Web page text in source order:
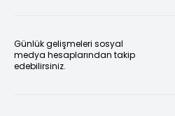
Günlük gelişmeleri sosyal
medya hesaplarından takip
edebilirsiniz.